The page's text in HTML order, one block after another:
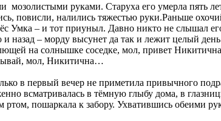
руками. Старуха его умерла пять
повисли, налились тяжестью руки.Раньше
Умка – и тот приуныл. Давно никто не слышал
– морду высунет да так и лежит целый
на солнышке соседке, мол, привет
мол, Никитична…
в первый вечер не приметила привычного
всматривалась в тёмную глыбу дома, в
ртом, пошаркала к забору. Ухватившись обеими